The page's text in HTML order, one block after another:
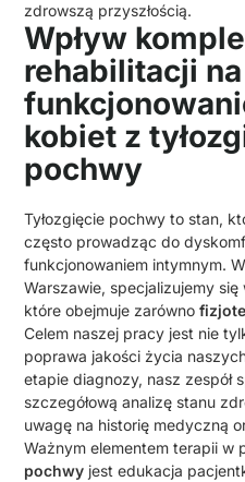
zdrowszą przyszłością.
Wpływ
rehabilitacji na
kobiet z
pochwy
Tyłozgięcie pochwy to stan,
często prowadząc do
funkcjonowaniem intymnym.
Warszawie, specjalizujemy
które obejmuje zarówno
Celem naszej pracy jest nie
poprawa jakości życia
etapie diagnozy, nasz zespół
szczegółową analizę stanu
uwagę na historię medyczną
Ważnym elementem terapii
pochwy jest edukacja